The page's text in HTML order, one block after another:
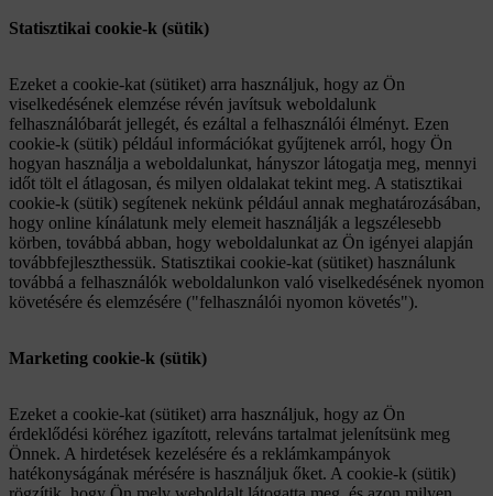
Statisztikai cookie-k (sütik)
Ezeket a cookie-kat (sütiket) arra használjuk, hogy az Ön
viselkedésének elemzése révén javítsuk weboldalunk
felhasználóbarát jellegét, és ezáltal a felhasználói élményt. Ezen
cookie-k (sütik) például információkat gyűjtenek arról, hogy Ön
hogyan használja a weboldalunkat, hányszor látogatja meg, mennyi
időt tölt el átlagosan, és milyen oldalakat tekint meg. A statisztikai
cookie-k (sütik) segítenek nekünk például annak meghatározásában,
hogy online kínálatunk mely elemeit használják a legszélesebb
körben, továbbá abban, hogy weboldalunkat az Ön igényei alapján
továbbfejleszthessük. Statisztikai cookie-kat (sütiket) használunk
továbbá a felhasználók weboldalunkon való viselkedésének nyomon
követésére és elemzésére ("felhasználói nyomon követés").
Marketing cookie-k (sütik)
Ezeket a cookie-kat (sütiket) arra használjuk, hogy az Ön
érdeklődési köréhez igazított, releváns tartalmat jelenítsünk meg
Önnek. A hirdetések kezelésére és a reklámkampányok
hatékonyságának mérésére is használjuk őket. A cookie-k (sütik)